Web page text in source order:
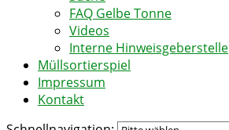
FAQ Gelbe Tonne
Videos
Interne Hinweisgeberstelle
Müllsortierspiel
Impressum
Kontakt